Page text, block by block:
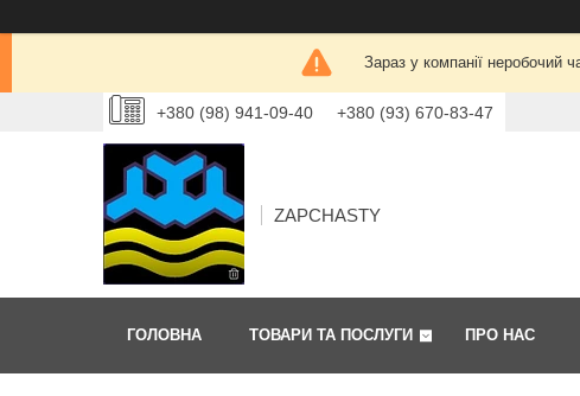
Зараз у компанії неробочий
+380 (98) 941-09-40 +380 (93) 670-83-47
ZAPCHASTY
ГОЛОВНА ТОВАРИ ТА ПОСЛУГИ ПРО НАС